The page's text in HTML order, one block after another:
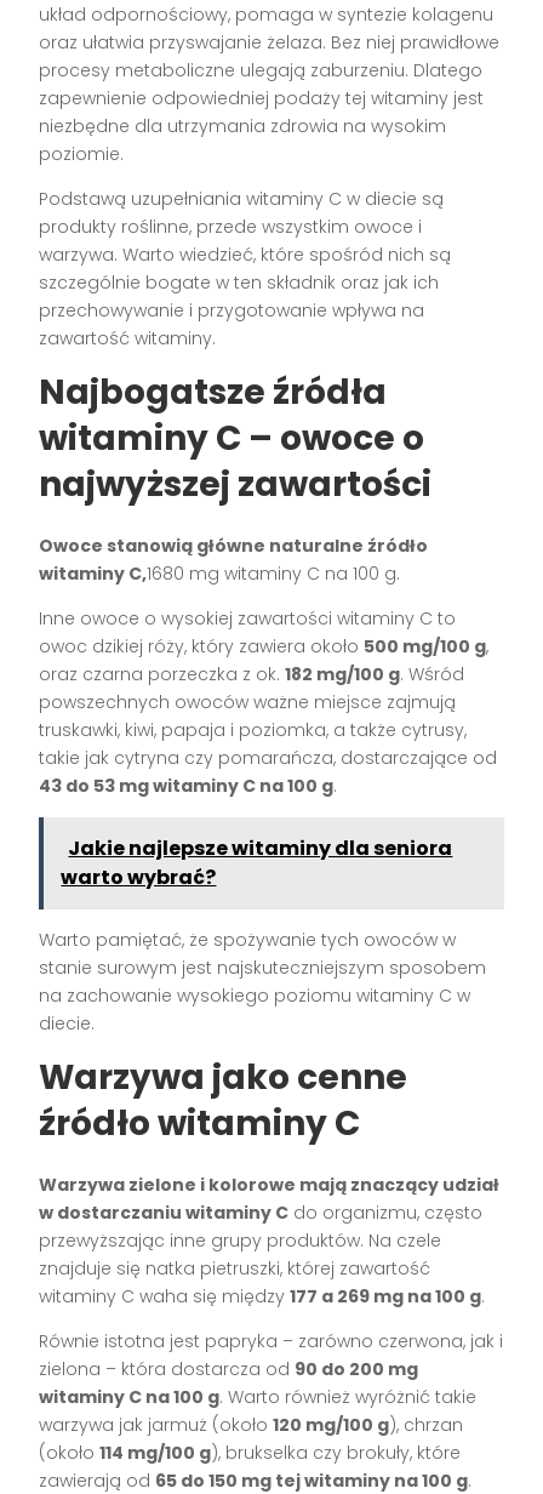
układ odpornościowy, pomaga w syntezie kolagenu
oraz ułatwia przyswajanie żelaza. Bez niej prawidłowe
procesy metaboliczne ulegają zaburzeniu. Dlatego
zapewnienie odpowiedniej podaży tej witaminy jest
niezbędne dla utrzymania zdrowia na wysokim
poziomie.
Podstawą uzupełniania witaminy C w diecie są
produkty roślinne, przede wszystkim owoce i
warzywa. Warto wiedzieć, które spośród nich są
szczególnie bogate w ten składnik oraz jak ich
przechowywanie i przygotowanie wpływa na
zawartość witaminy.
Najbogatsze źródła
witaminy C – owoce o
najwyższej zawartości
Owoce stanowią główne naturalne źródło
witaminy C,1680 mg witaminy C na 100 g.
Inne owoce o wysokiej zawartości witaminy C to
owoc dzikiej róży, który zawiera około 500 mg/100 g,
oraz czarna porzeczka z ok.182 mg/100 g. Wśród
powszechnych owoców ważne miejsce zajmują
truskawki, kiwi, papaja i poziomka, a także cytrusy,
takie jak cytryna czy pomarańcza, dostarczające od
43 do 53 mg witaminy C na 100 g.
Jakie najlepsze witaminy dla seniora
warto wybrać?
Warto pamiętać, że spożywanie tych owoców w
stanie surowym jest najskuteczniejszym sposobem
na zachowanie wysokiego poziomu witaminy C w
diecie.
Warzywa jako cenne
źródło witaminy C
Warzywa zielone i kolorowe mają znaczący udział
w dostarczaniu witaminy C do organizmu, często
przewyższając inne grupy produktów. Na czele
znajduje się natka pietruszki, której zawartość
witaminy C waha się między177 a 269 mg na 100 g.
Równie istotna jest papryka – zarówno czerwona, jak i
zielona – która dostarcza od 90 do 200 mg
witaminy C na 100 g. Warto również wyróżnić takie
warzywa jak jarmuż (około120 mg/100 g), chrzan
(około114 mg/100 g), brukselka czy brokuły, które
zawierają od 65 do 150 mg tej witaminy na 100 g.